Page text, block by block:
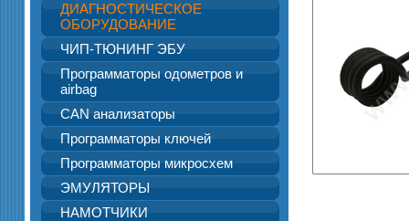
ДИАГНОСТИЧЕСКОЕ
ОБОРУДОВАНИЕ
ЧИП-ТЮНИНГ ЭБУ
Программаторы одометров и
airbag
CAN анализаторы
Программаторы ключей
Программаторы микросхем
ЭМУЛЯТОРЫ
НАМОТЧИКИ